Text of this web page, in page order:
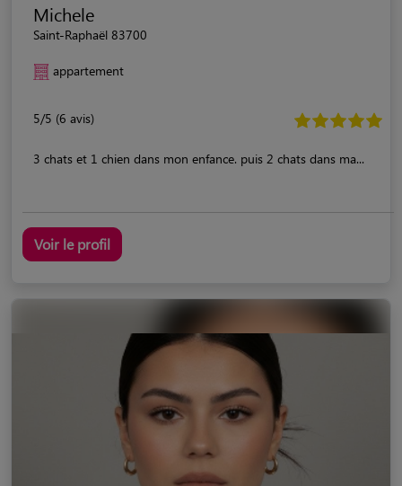
Michele
Saint-Raphaël 83700
appartement
5/5 (6 avis)
3 chats et 1 chien dans mon enfance. puis 2 chats dans ma...
Voir le profil